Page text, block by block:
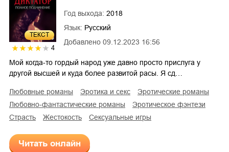
ТЕКСТ
4
Добавлено 09.12.2023 16:56
Год выхода: 2018
Язык: Русский
Мой когда-то гордый народ уже давно просто прислуга у
другой высшей и куда более развитой расы. Я сд…
любовные романы эротика и секс
эротические романы
любовно-фантастические романы
эротическое фэнтези
страсть
жестокость сексуальные игры
Читать онлайн